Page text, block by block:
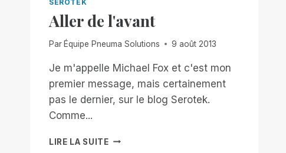
SEROTEK
Aller de l'avant
ParÉquipe Pneuma Solutions 9 août 2013
Je m'appelle Michael Fox et c'est mon
premier message, mais certainement
pas le dernier, sur le blog Serotek.
Comme...
LIRE LA SUITEALLER